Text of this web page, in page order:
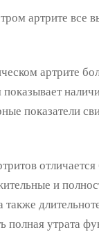
артрите все
артрите
показатели
и
также
полная утрата